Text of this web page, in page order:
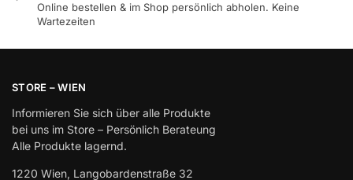
Online bestellen & im Shop persönlich abholen. Keine
Wartezeiten
STORE – WIEN
Informieren Sie sich über alle Produkte
bei uns im Store – Persönlich Berateung
Alle Produkte lagernd.
1220 Wien, Langobardenstraße 32